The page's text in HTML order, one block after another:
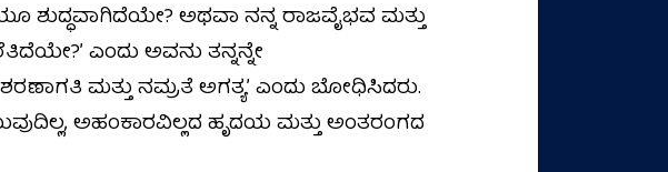
ಶುದ್ಧವಾಗಿದೆಯೇ? ಅಥವಾ ನನ್ನ ರಾಜವೈಭವ ಮತ್ತು
ಎಂದು ಅವನು ತನ್ನನ್ನೇ
ಮತ್ತು ನಮ್ರತೆ ಅಗತ್ಯʼ ಎಂದು ಬೋಧಿಸಿದರು.
ಅಹಂಕಾರವಿಲ್ಲದ ಹೃದಯ ಮತ್ತು ಅಂತರಂಗದ